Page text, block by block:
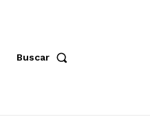
Buscar